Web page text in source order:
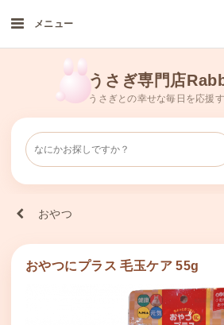
メニュー
うさぎ専門店
うさぎとの幸せな毎日を応援
おやつ
おやつにプラス 毛玉ケア 55g